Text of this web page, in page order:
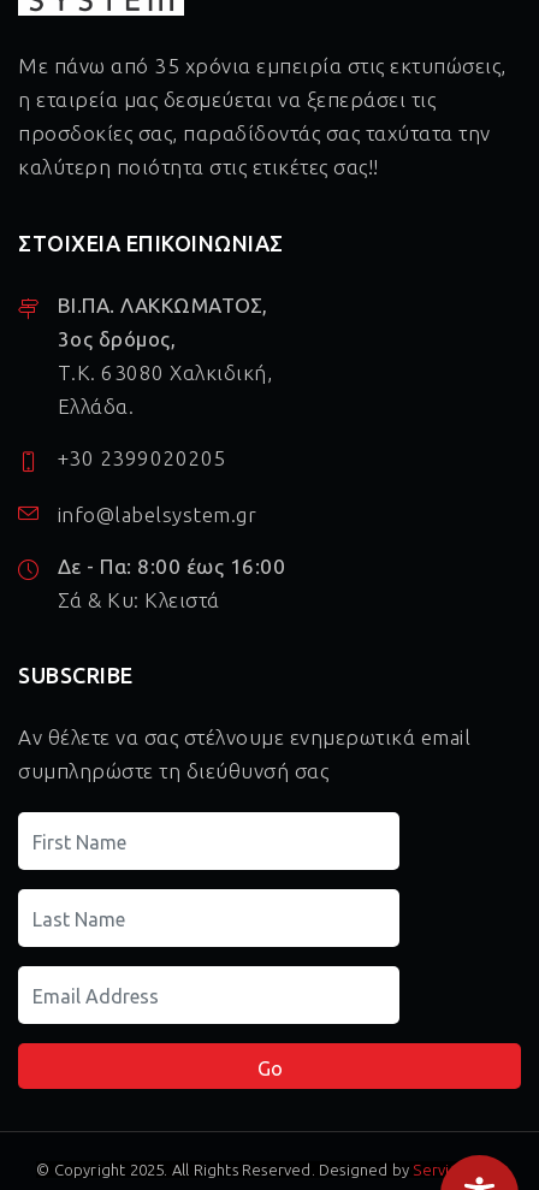
Με πάνω από 35 χρόνια εμπειρία στις εκτυπώσεις,
η εταιρεία μας δεσμεύεται να ξεπεράσει τις
προσδοκίες σας, παραδίδοντάς σας ταχύτατα την
καλύτερη ποιότητα στις ετικέτες σας!!
ΣΤΟΙΧΕΙΑ ΕΠΙΚΟΙΝΩΝΙΑΣ
ΒΙ.ΠΑ. ΛΑΚΚΩΜΑΤΟΣ,
3ος δρόμος,
Τ.Κ. 63080 Χαλκιδική,
Ελλάδα.
+30 2399020205
info@labelsystem.gr
Δε - Πα: 8:00 έως 16:00
Σά & Κυ: Κλειστά
SUBSCRIBE
Αν θέλετε να σας στέλνουμε ενημερωτικά email
συμπληρώστε τη διεύθυνσή σας
© Copyright 2025. All Rights Reserved. Designed by Service Pack